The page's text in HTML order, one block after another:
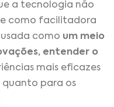
a tecnologia não
como facilitadora
usada como um meio
entender o
mais eficazes
para os